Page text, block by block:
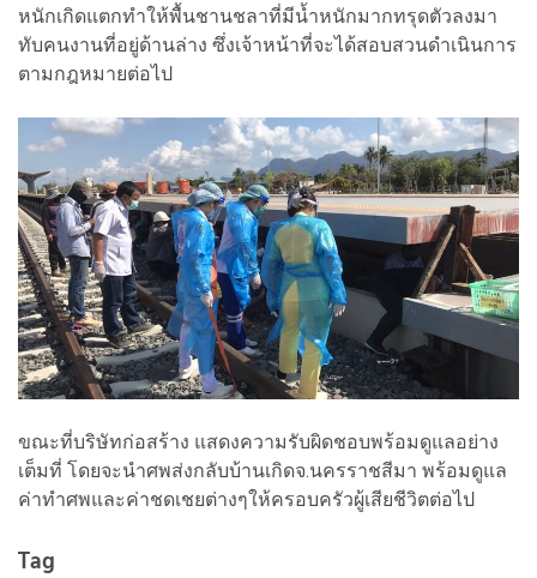
หนักเกิดแตกทำให้พื้นชานชลาที่มีน้ำหนักมากทรุดตัวลงมา
ทับคนงานที่อยู่ด้านล่าง ซึ่งเจ้าหน้าที่จะได้สอบสวนดำเนินการ
ตามกฎหมายต่อไป
ขณะที่บริษัทก่อสร้าง แสดงความรับผิดชอบพร้อมดูแลอย่าง
เต็มที่ โดยจะนำศพส่งกลับบ้านเกิดจ.นครราชสีมา พร้อมดูแล
ค่าทำศพและค่าชดเชยต่างๆให้ครอบครัวผู้เสียชีวิตต่อไป
Tag